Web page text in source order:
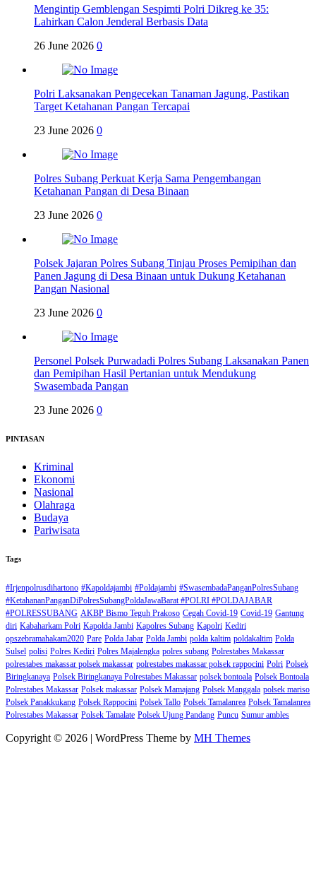
Mengintip Gemblengan Sespimti Polri Dikreg ke 35:
Lahirkan Calon Jenderal Berbasis Data
26 June 2026 0
Polri Laksanakan Pengecekan Tanaman Jagung, Pastikan
Target Ketahanan Pangan Tercapai
23 June 2026 0
Polres Subang Perkuat Kerja Sama Pengembangan
Ketahanan Pangan di Desa Binaan
23 June 2026 0
Polsek Jajaran Polres Subang Tinjau Proses Pemipihan dan
Panen Jagung di Desa Binaan untuk Dukung Ketahanan
Pangan Nasional
23 June 2026 0
Personel Polsek Purwadadi Polres Subang Laksanakan Panen
dan Pemipihan Hasil Pertanian untuk Mendukung
Swasembada Pangan
23 June 2026 0
PINTASAN
Kriminal
Ekonomi
Nasional
Olahraga
Budaya
Pariwisata
Tags
#Irjenpolrusdihartono #Kapoldajambi #Poldajambi #SwasembadaPanganPolresSubang
#KetahananPanganDiPolresSubangPoldaJawaBarat #POLRI #POLDAJABAR
#POLRESSUBANG AKBP Bismo Teguh Prakoso Cegah Covid-19 Covid-19 Gantung
diri Kabaharkam Polri Kapolda Jambi Kapolres Subang Kapolri Kediri
opszebramahakam2020 Pare Polda Jabar Polda Jambi polda kaltim poldakaltim Polda
Sulsel polisi Polres Kediri Polres Majalengka polres subang Polrestabes Makassar
polrestabes makassar polsek makassar polrestabes makassar polsek rappocini Polri Polsek
Biringkanaya Polsek Biringkanaya Polrestabes Makassar polsek bontoala Polsek Bontoala
Polrestabes Makassar Polsek makassar Polsek Mamajang Polsek Manggala polsek mariso
Polsek Panakkukang Polsek Rappocini Polsek Tallo Polsek Tamalanrea Polsek Tamalanrea
Polrestabes Makassar Polsek Tamalate Polsek Ujung Pandang Puncu Sumur ambles
Copyright © 2026 | WordPress Theme by MH Themes